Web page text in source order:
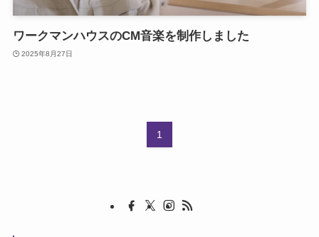
ワークマンハウスのCM音楽を制作しました
2025年8月27日
1